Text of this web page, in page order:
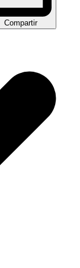
Compartir